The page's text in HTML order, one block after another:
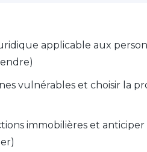
applicable aux
vulnérables et choisir la
immobilières et